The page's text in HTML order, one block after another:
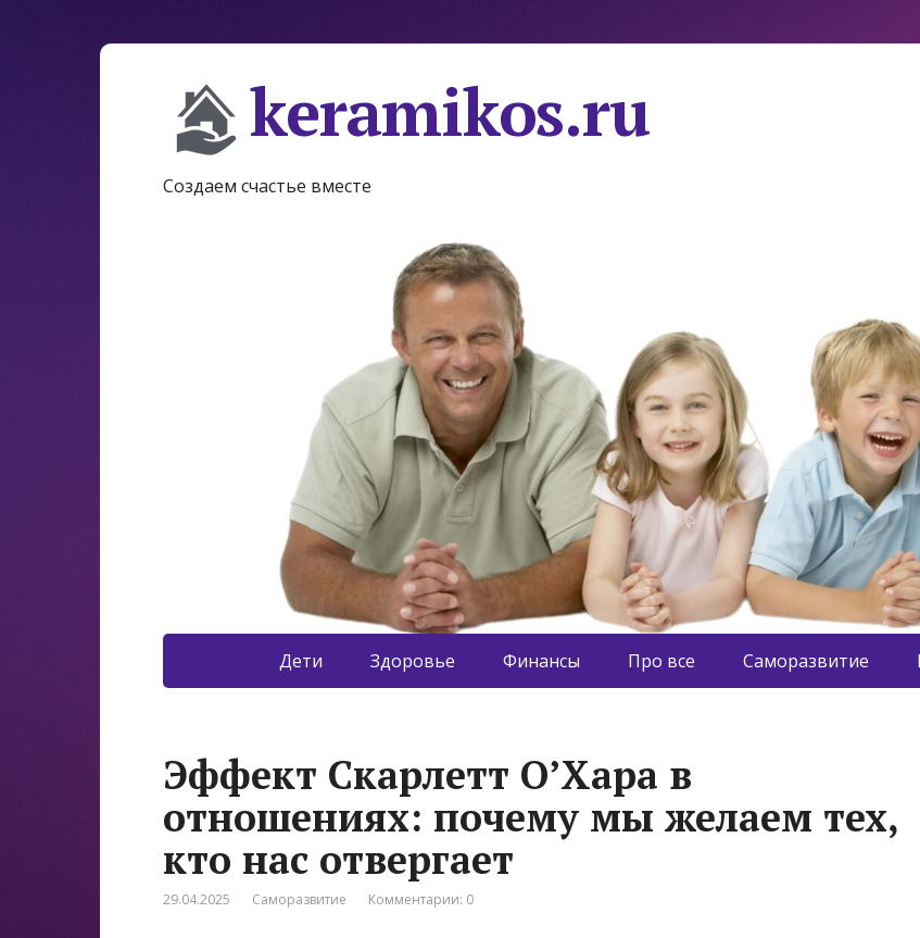
keramikos.ru
Создаем счастье вместе
Дети Здоровье Финансы Про все Саморазвитие
Эффект Скарлетт О’Хара в
отношениях: почему мы желаем тех,
кто нас отвергает
29.04.2025 Саморазвитие Комментарии: 0